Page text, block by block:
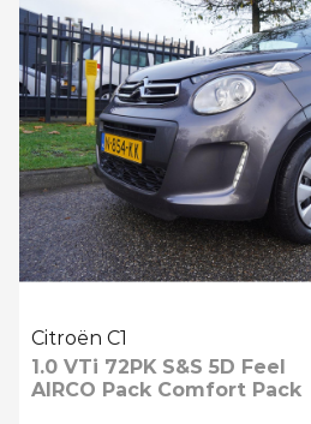
Citroën C1
1.0 VTi 72PK S&S 5D Feel
AIRCO Pack Comfort Pack